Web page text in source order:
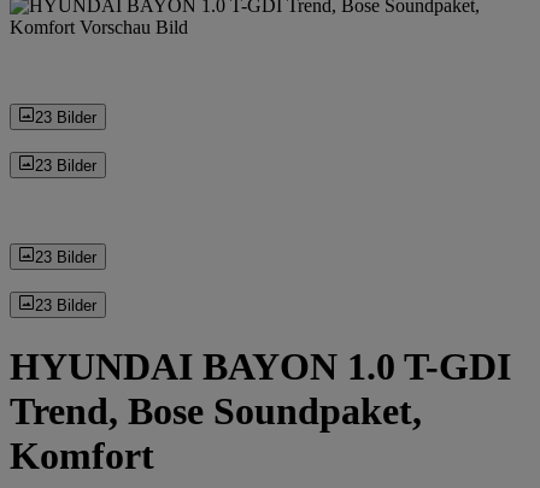
23 Bilder
23 Bilder
23 Bilder
23 Bilder
HYUNDAI BAYON 1.0 T-GDI
Trend, Bose Soundpaket,
Komfort